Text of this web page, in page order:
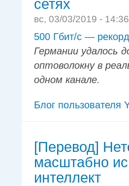
сетях
вс, 03/03/2019 -
500 Гбит/с —
Германии удалось
оптоволокну в
одном канале.
Блог пользователя
[Перевод]
масштабно
интеллект